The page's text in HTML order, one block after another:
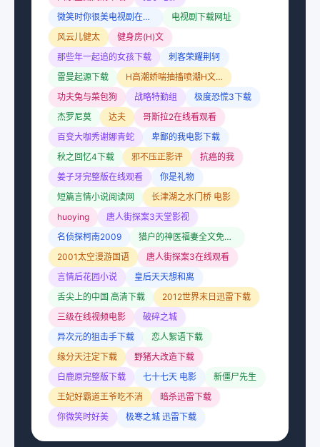
微笑时你很美电视剧在线观看
电视剧下载网址
风云儿健太
健身房(H)文
那些年一起追的女孩下载
刺客荣耀荆轲
雷曼起源下载
H高潮娇喘抽搐喷潮H文男男小说
功夫兔与菜包狗
战略特勤组
极度恐慌3下载
杰罗尼莫
达夫
哥斯拉2在线看观看
百变大咖秀谢娜青蛇
卑鄙的我电影下载
秋之回忆4下载
邪不压正影评
抗癌的我
姜子牙完整版在线观看
你是礼物
短篇言情小说阅读网
长津湖之水门桥 电影
huoying
唐人街探案3天堂影视
名侦探柯南2009
猎户的神医福妻全文免费阅读
2001太空漫游国语
唐人街探案3在线观看
言情后花园小说
皇后天天想和离
舌尖上的中国 高清下载
2012世界末日迅雷下载
三级在线视频电影
破碎之城
异次元的狙击手下载
恋人絮语下载
缘分天注定下载
野猪大改造下载
白鹿原完整版下载
七十七天 电影
新僵尸先生
王妃好霸道王爷吃不消
暗杀迅雷下载
你微笑时好美
极寒之城 迅雷下载